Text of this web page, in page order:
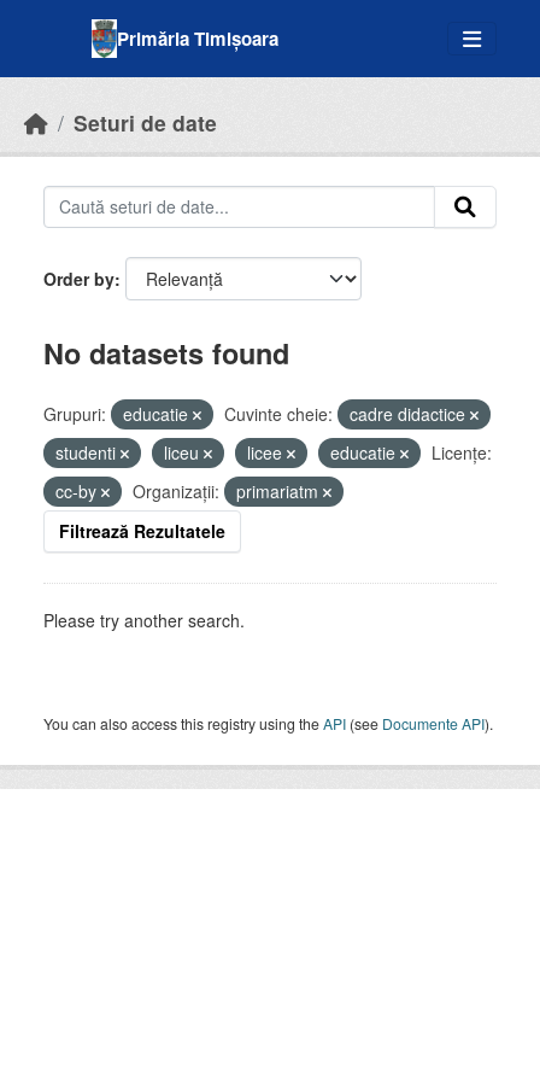
Primăria Timișoara
Seturi de date
Order by
No datasets found
Grupuri: educatie Cuvinte cheie:
cadre didactice
studenti
liceu licee educatie
Licenţe:
cc-by
Organizații:
primariatm
Filtrează Rezultatele
Please try another search.
You can also access this registry using theAPI (see Documente API).